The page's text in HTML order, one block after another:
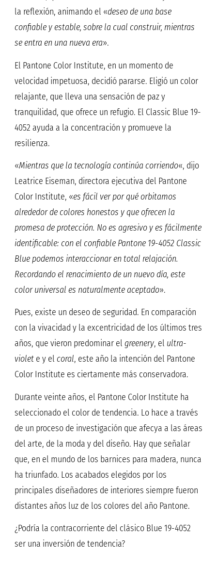
la reflexión, animando el «deseo de una base
confiable y estable, sobre la cual construir, mientras
se entra en una nueva era».
El Pantone Color Institute, en un momento de
velocidad impetuosa, decidió pararse. Eligió un color
relajante, que lleva una sensación de paz y
tranquilidad, que ofrece un refugio. El Classic Blue 19-
4052 ayuda a la concentración y promueve la
resilienza.
«Mientras que la tecnología continúa corriendo«, dijo
Leatrice Eiseman, directora ejecutiva del Pantone
Color Institute, «es fácil ver por qué orbitamos
alrededor de colores honestos y que ofrecen la
promesa de protección. No es agresivo y es fácilmente
identificable: con el confiable Pantone 19-4052 Classic
Blue podemos interaccionar en total relajación.
Recordando el renacimiento de un nuevo día, este
color universal es naturalmente aceptado».
Pues, existe un deseo de seguridad. En comparación
con la vivacidad y la excentricidad de los últimos tres
años, que vieron predominar el greenery, el ultra-
violet e y el coral, este año la intención del Pantone
Color Institute es ciertamente más conservadora.
Durante veinte años, el Pantone Color Institute ha
seleccionado el color de tendencia. Lo hace a través
de un proceso de investigación que afecya a las áreas
del arte, de la moda y del diseño. Hay que señalar
que, en el mundo de los barnices para madera, nunca
ha triunfado. Los acabados elegidos por los
principales diseñadores de interiores siempre fueron
distantes años luz de los colores del año Pantone.
¿Podría la contracorriente del clásico Blue 19-4052
ser una inversión de tendencia?